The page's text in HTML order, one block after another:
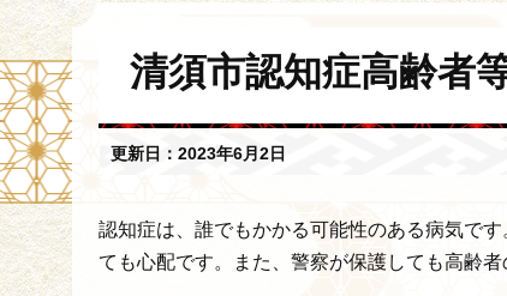
頭
で
す
清須市認知症高齢者
更新日：2023年6月2日
認知症は、誰でもかかる可能性のある病気で
ても心配です。また、警察が保護しても高齢